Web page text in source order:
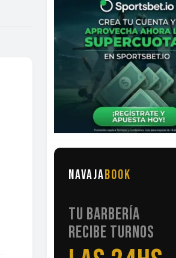
NAVAJABOOK
TU BARBERÍA
RECIBE TURNOS